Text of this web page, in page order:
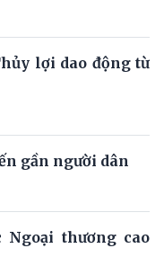
lợi dao động từ
gần người dân
thương cao